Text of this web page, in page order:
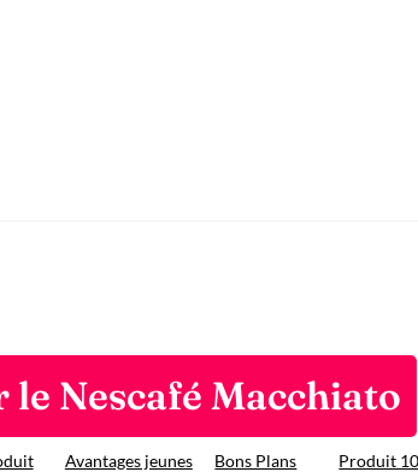
Nescafé Macchiato
Avantages jeunes
Bons Plans
Produit